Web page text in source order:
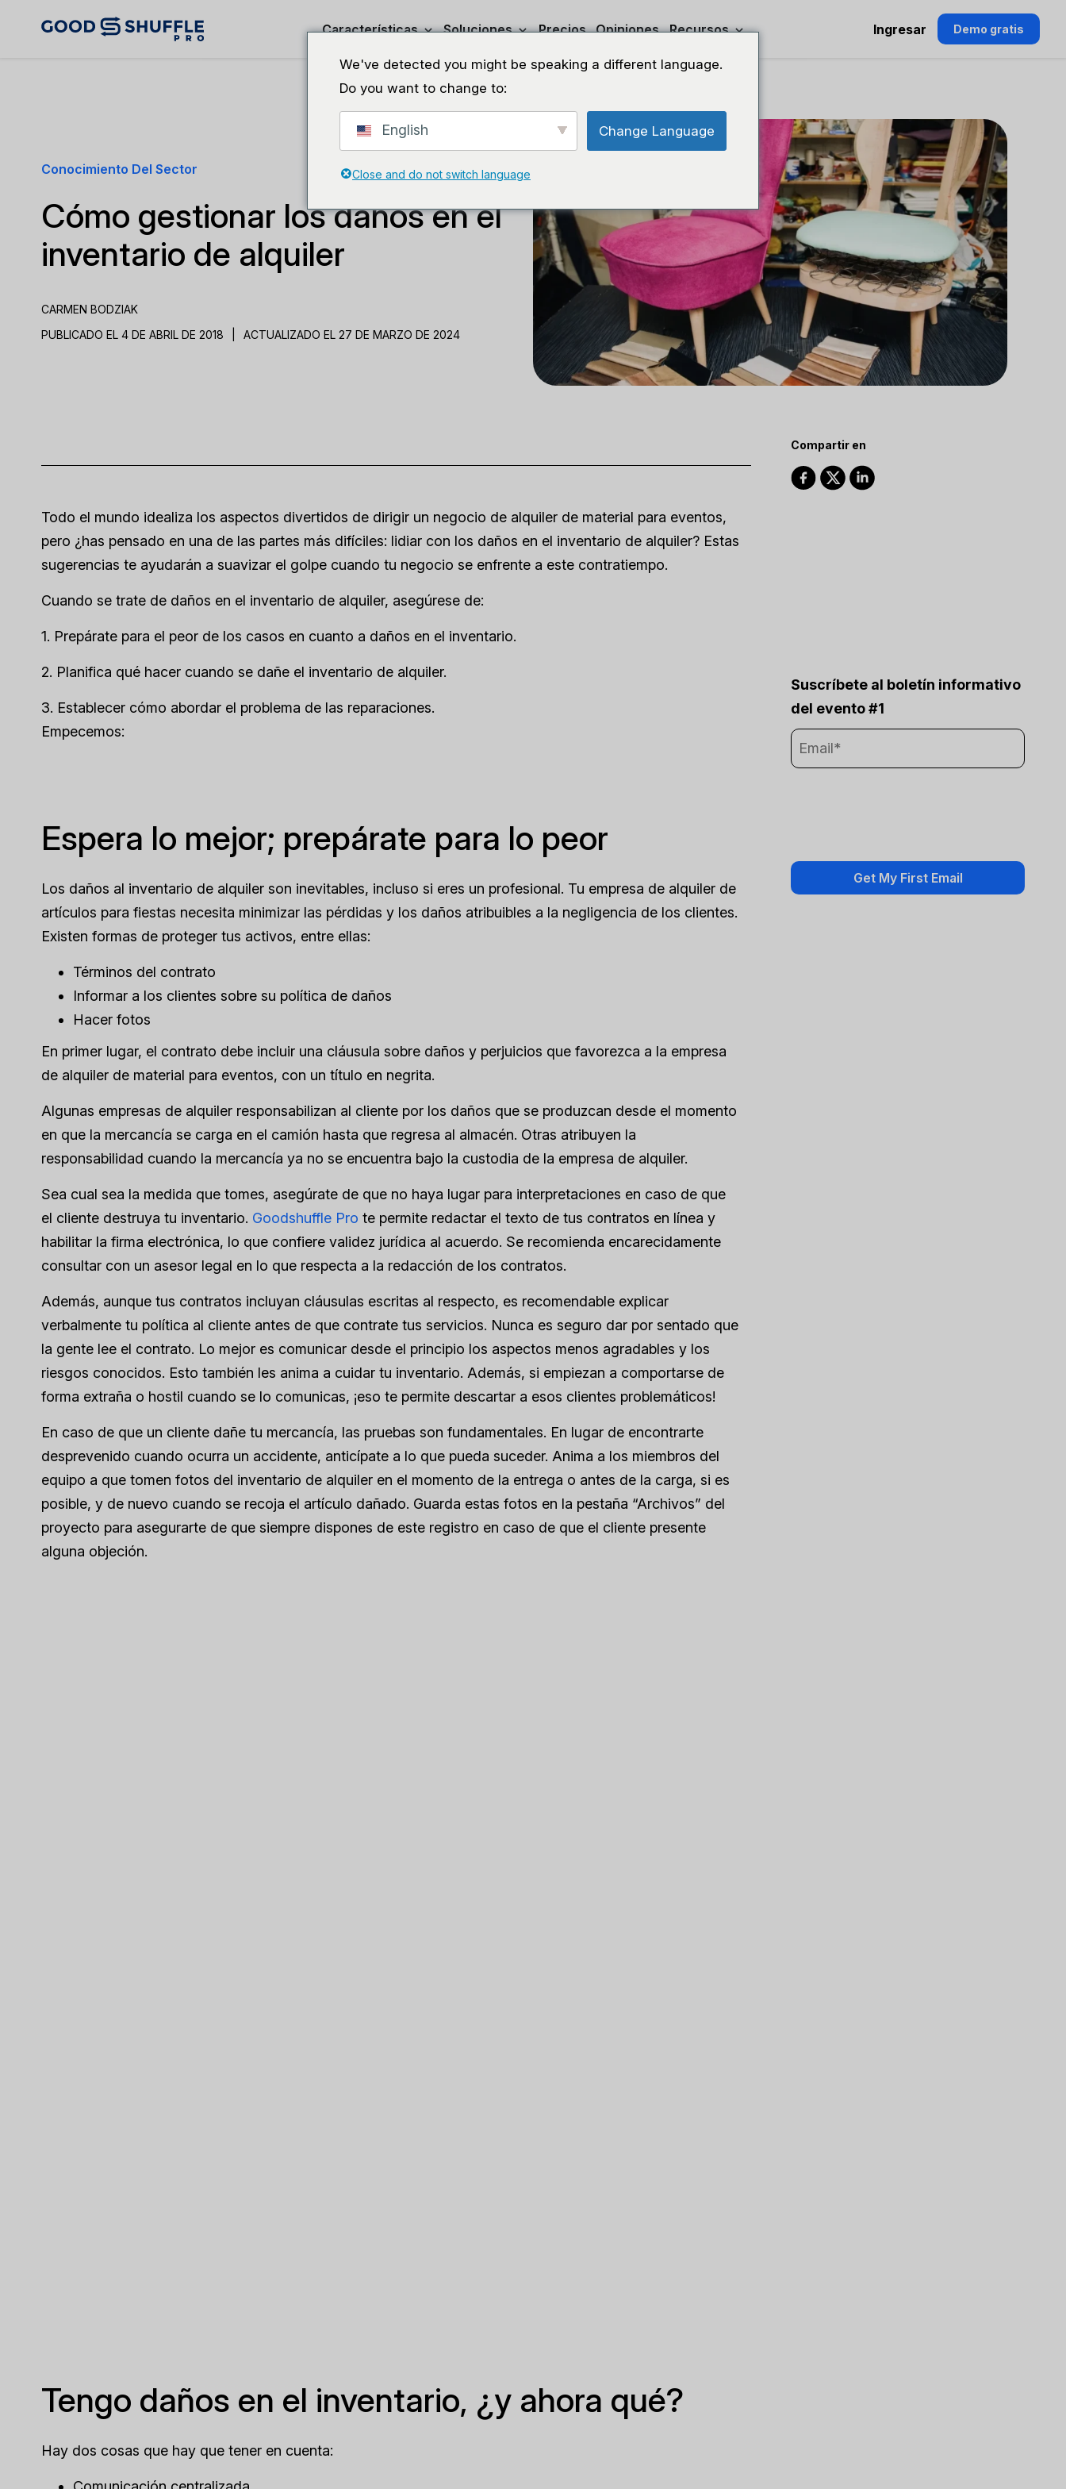
Características Soluciones Precios Opiniones Recursos Ingresar Demo gratis
Conocimiento Del Sector
Cómo gestionar los daños en el
inventario de alquiler
CARMEN BODZIAK
PUBLICADO EL 4 DE ABRIL DE 2018
ACTUALIZADO EL 27 DE MARZO DE 2024
Todo el mundo idealiza los aspectos divertidos de dirigir un negocio de alquiler de material para eventos,
pero ¿has pensado en una de las partes más difíciles: lidiar con los daños en el inventario de alquiler? Estas
sugerencias te ayudarán a suavizar el golpe cuando tu negocio se enfrente a este contratiempo.
Cuando se trate de daños en el inventario de alquiler, asegúrese de:
1. Prepárate para el peor de los casos en cuanto a daños en el inventario.
2. Planifica qué hacer cuando se dañe el inventario de alquiler.
3. Establecer cómo abordar el problema de las reparaciones.
Empecemos:
Espera lo mejor; prepárate para lo peor
Los daños al inventario de alquiler son inevitables, incluso si eres un profesional. Tu empresa de alquiler de
artículos para fiestas necesita minimizar las pérdidas y los daños atribuibles a la negligencia de los clientes.
Existen formas de proteger tus activos, entre ellas:
Términos del contrato
Informar a los clientes sobre su política de daños
Hacer fotos
En primer lugar, el contrato debe incluir una cláusula sobre daños y perjuicios que favorezca a la empresa
de alquiler de material para eventos, con un título en negrita.
Algunas empresas de alquiler responsabilizan al cliente por los daños que se produzcan desde el momento
en que la mercancía se carga en el camión hasta que regresa al almacén. Otras atribuyen la
responsabilidad cuando la mercancía ya no se encuentra bajo la custodia de la empresa de alquiler.
Sea cual sea la medida que tomes, asegúrate de que no haya lugar para interpretaciones en caso de que
el cliente destruya tu inventario. Goodshuffle Pro te permite redactar el texto de tus contratos en línea y
habilitar la firma electrónica, lo que confiere validez jurídica al acuerdo. Se recomienda encarecidamente
consultar con un asesor legal en lo que respecta a la redacción de los contratos.
Además, aunque tus contratos incluyan cláusulas escritas al respecto, es recomendable explicar
verbalmente tu política al cliente antes de que contrate tus servicios. Nunca es seguro dar por sentado que
la gente lee el contrato. Lo mejor es comunicar desde el principio los aspectos menos agradables y los
riesgos conocidos. Esto también les anima a cuidar tu inventario. Además, si empiezan a comportarse de
forma extraña o hostil cuando se lo comunicas, ¡eso te permite descartar a esos clientes problemáticos!
En caso de que un cliente dañe tu mercancía, las pruebas son fundamentales. En lugar de encontrarte
desprevenido cuando ocurra un accidente, anticípate a lo que pueda suceder. Anima a los miembros del
equipo a que tomen fotos del inventario de alquiler en el momento de la entrega o antes de la carga, si es
posible, y de nuevo cuando se recoja el artículo dañado. Guarda estas fotos en la pestaña “Archivos” del
proyecto para asegurarte de que siempre dispones de este registro en caso de que el cliente presente
alguna objeción.
Tengo daños en el inventario, ¿y ahora qué?
Hay dos cosas que hay que tener en cuenta:
Compartir en
Suscríbete al boletín informativo
del evento #1
We've detected you might be speaking a different language.
Do you want to change to:
English Change Language
Close and do not switch language